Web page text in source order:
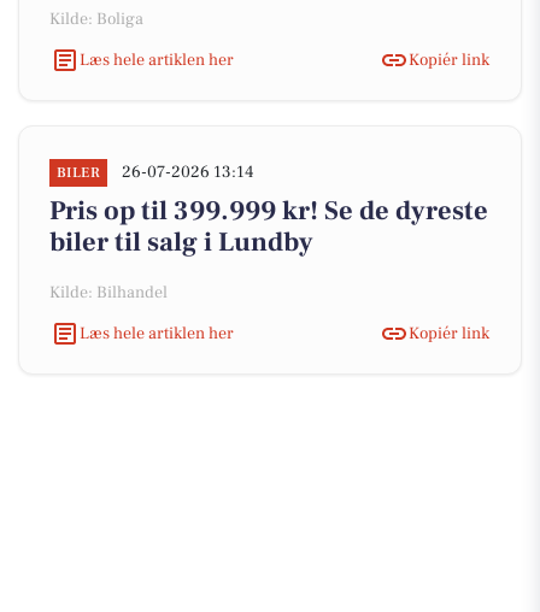
Kilde: Boliga
Læs hele artiklen her
Kopiér link
BILER 26-07-2026 13:14
Pris op til 399.999 kr! Se de dyreste
biler til salg i Lundby
Kilde: Bilhandel
Læs hele artiklen her
Kopiér link